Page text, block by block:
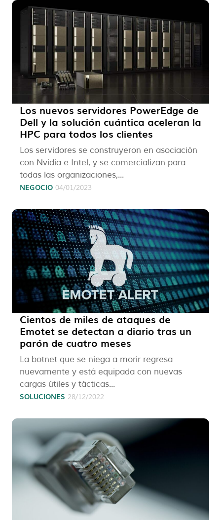
Los nuevos servidores PowerEdge de
Dell y la solución cuántica aceleran la
HPC para todos los clientes
Los servidores se construyeron en asociación
con Nvidia e Intel, y se comercializan para
todas las organizaciones,...
NEGOCIO 04/01/2023
Cientos de miles de ataques de
Emotet se detectan a diario tras un
parón de cuatro meses
La botnet que se niega a morir regresa
nuevamente y está equipada con nuevas
cargas útiles y tácticas...
SOLUCIONES 28/12/2022